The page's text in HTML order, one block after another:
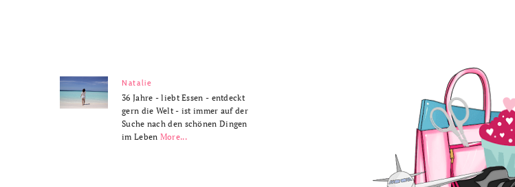
Natalie
36 Jahre - liebt Essen - entdeckt
gern die Welt - ist immer auf der
Suche nach den schönen Dingen
im Leben More...